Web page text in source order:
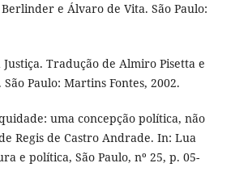
e Álvaro de Vita. São Paulo:
Justiça. Tradução de Almiro Pisetta e
Paulo: Martins Fontes, 2002.
Equidade: uma concepção política, não
Regis de Castro Andrade. In: Lua
e política, São Paulo, nº 25, p. 05-